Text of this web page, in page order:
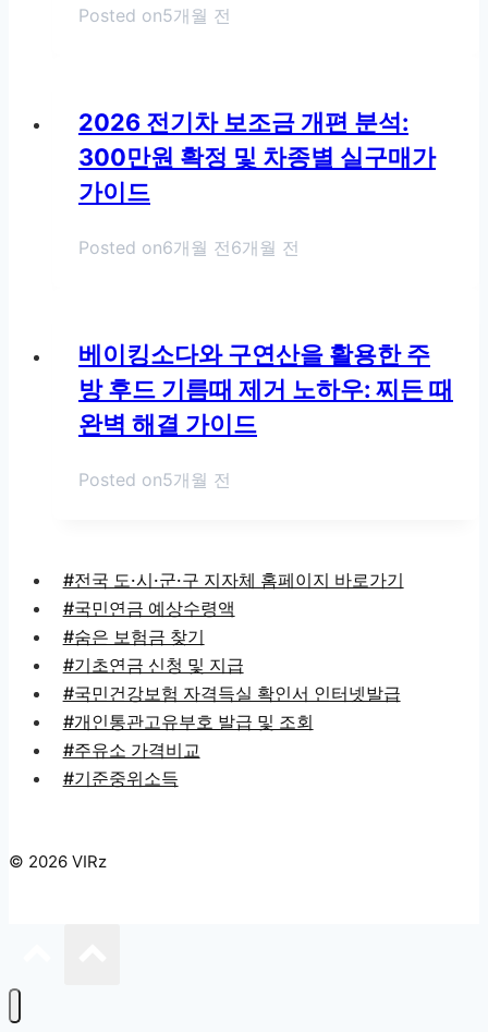
Posted on5개월 전
2026 전기차 보조금 개편 분석:
300만원 확정 및 차종별 실구매가
가이드
Posted on6개월 전6개월 전
베이킹소다와 구연산을 활용한 주
방 후드 기름때 제거 노하우: 찌든 때
완벽 해결 가이드
Posted on5개월 전
#전국 도·시·군·구 지자체 홈페이지 바로가기
#국민연금 예상수령액
#숨은 보험금 찾기
#기초연금 신청 및 지급
#국민건강보험 자격득실 확인서 인터넷발급
#개인통관고유부호 발급 및 조회
#주유소 가격비교
#기준중위소득
© 2026 VIRz